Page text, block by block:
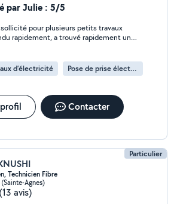
par Julie : 5/5
pour plusieurs petits travaux
rapidement, a trouvé rapidement une
Joe les yeux fermés, n'ayez aucune
d’électricité Pose de prise électrique
Contacter
Particulier
Technicien Fibre
Agnes)
(13 avis)